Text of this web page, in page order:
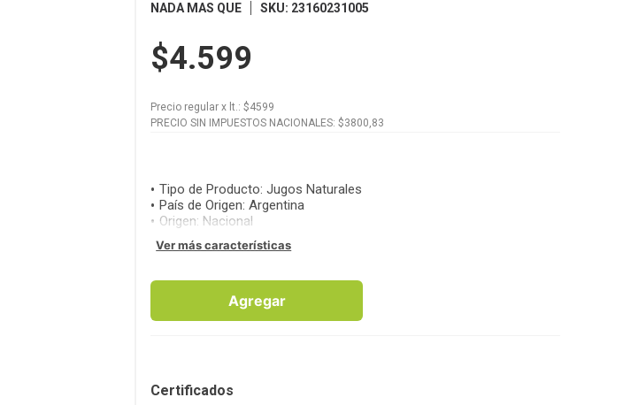
NADA MAS QUE SKU: 23160231005
$4.599
Precio regular x lt.: $4599
PRECIO SIN IMPUESTOS NACIONALES: $3800,83
Tipo de Producto:Jugos Naturales
País de Origen:Argentina
Origen: Nacional
Ver más características
Agregar
Certificados